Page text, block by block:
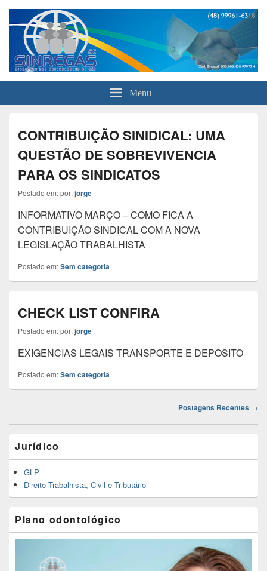
Sinreegas
Menu
CONTRIBUIÇÃO SINIDICAL: UMA
QUESTÃO DE SOBREVIVENCIA
PARA OS SINDICATOS
Postado em:por:jorge
INFORMATIVO MARÇO – COMO FICA A
CONTRIBUIÇÃO SINDICAL COM A NOVA
LEGISLAÇÃO TRABALHISTA
Postado em:Sem categoria
CHECK LIST CONFIRA
Postado em:por:jorge
EXIGENCIAS LEGAIS TRANSPORTE E DEPOSITO
Postado em:Sem categoria
Postagens Recentes →
da
barra
lateral
principal
Jurídico
GLP
Direito Trabalhista, Civil e Tributário
Plano odontológico